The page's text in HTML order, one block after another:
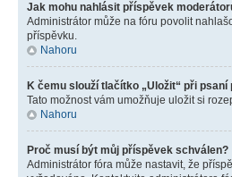
Jak mohu nahlásit příspěvek
Administrátor může na fóru povolit
příspěvku.
Nahoru
K čemu slouží tlačítko „Uložit“ při
Tato možnost vám umožňuje uložit si
Nahoru
Proč musí být můj příspěvek schválen?
Administrátor fóra může nastavit, že